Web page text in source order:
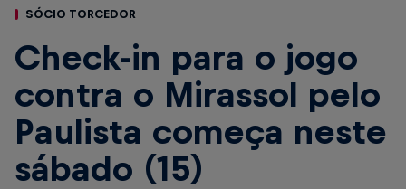
SÓCIO TORCEDOR
Check-in para o jogo
contra o Mirassol pelo
Paulista começa neste
sábado (15)